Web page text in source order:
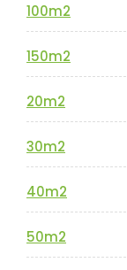
100m2
150m2
20m2
30m2
40m2
50m2